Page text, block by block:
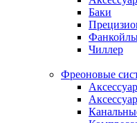
Баки
Чиллер
Фреоновые